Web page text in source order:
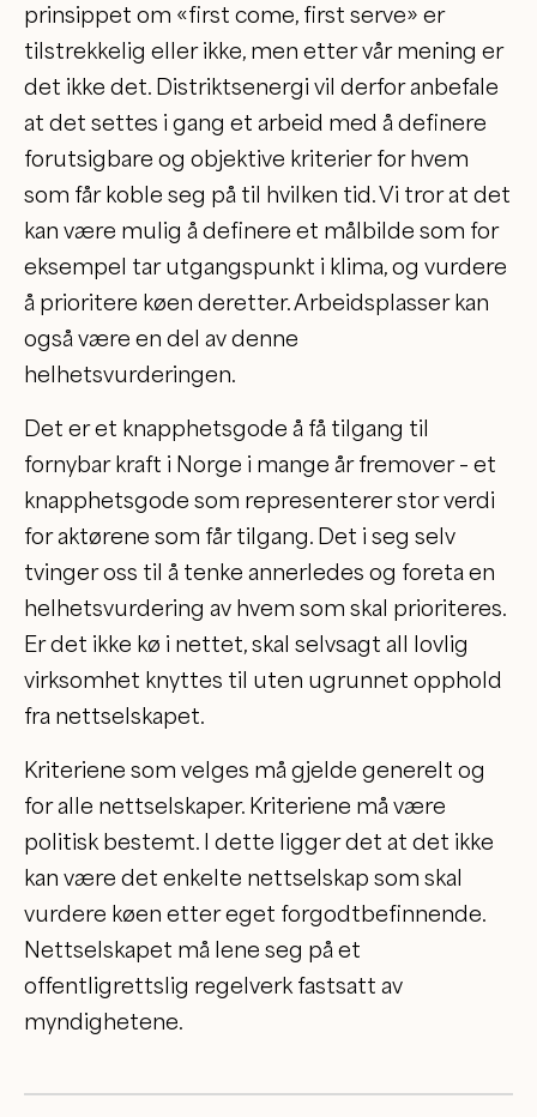
prinsippet om «first come, first serve» er
tilstrekkelig eller ikke, men etter vår mening er
det ikke det. Distriktsenergi vil derfor anbefale
at det settes i gang et arbeid med å definere
forutsigbare og objektive kriterier for hvem
som får koble seg på til hvilken tid. Vi tror at det
kan være mulig å definere et målbilde som for
eksempel tar utgangspunkt i klima, og vurdere
å prioritere køen deretter. Arbeidsplasser kan
også være en del av denne
helhetsvurderingen.
Det er et knapphetsgode å få tilgang til
fornybar kraft i Norge i mange år fremover – et
knapphetsgode som representerer stor verdi
for aktørene som får tilgang. Det i seg selv
tvinger oss til å tenke annerledes og foreta en
helhetsvurdering av hvem som skal prioriteres.
Er det ikke kø i nettet, skal selvsagt all lovlig
virksomhet knyttes til uten ugrunnet opphold
fra nettselskapet.
Kriteriene som velges må gjelde generelt og
for alle nettselskaper. Kriteriene må være
politisk bestemt. I dette ligger det at det ikke
kan være det enkelte nettselskap som skal
vurdere køen etter eget forgodtbefinnende.
Nettselskapet må lene seg på et
offentligrettslig regelverk fastsatt av
myndighetene.